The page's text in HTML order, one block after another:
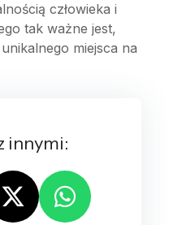
człowieka i
tak ważne jest,
miejsca na
innymi: